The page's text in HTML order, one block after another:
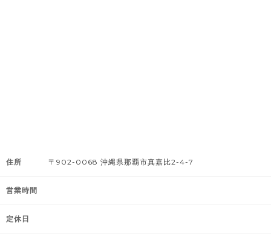
住所 〒902-0068 沖縄県那覇市真嘉比2-4-7
営業時間
定休日